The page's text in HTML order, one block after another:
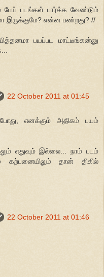
பேய் படங்கள் பார்க்க வேண்டும்
என்ன பண்றது? //
பயப்பட மாட்டீங்கன்னு
22 October 2011 at 01:45
எனக்கும் அதிகம் பயம்
எதுவும் இல்லை... நாம் படம்
கற்பனையிலும் தான் திகில்
22 October 2011 at 01:46